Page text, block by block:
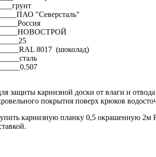
"Северсталь"
8017 (шоколад)
защиты карнизной доски от влаги и
покрытия поверх крюков
карнизную планку 0,5 окрашенную